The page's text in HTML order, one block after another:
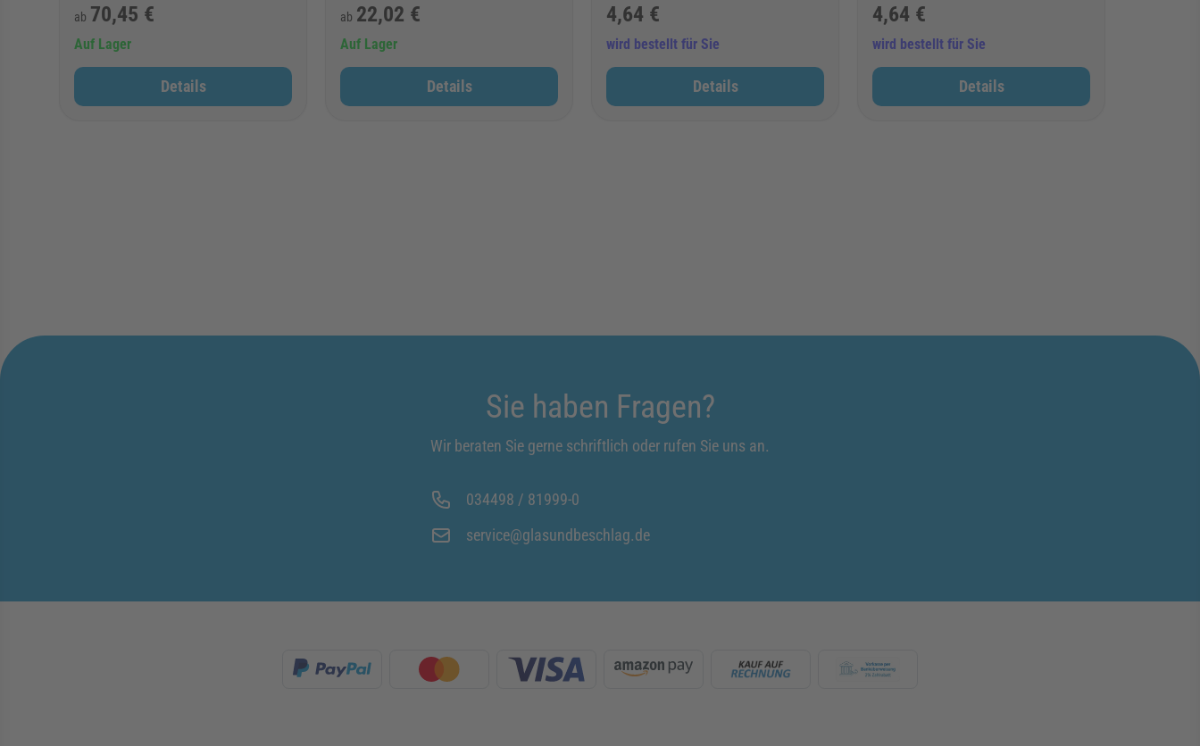
ab 70,45 €
Auf Lager
Details
ab 22,02 €
Auf Lager
Details
4,64 €
wird bestellt für Sie
Details
4,64 €
wird bestellt für Sie
Details
Sie haben Fragen?
Wir beraten Sie gerne schriftlich oder rufen Sie uns an.
034498 / 81999-0
service@glasundbeschlag.de